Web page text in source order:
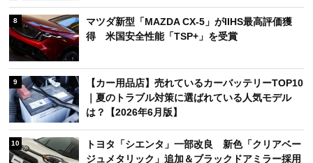
8
マツダ新型「MAZDA CX-5」がIIHS最高評価獲
得 米国安全性能「TSP+」を受賞
9
【カー用品店】売れているカーバッテリーTOP10
｜夏のトラブル対策に選ばれている人気モデル
は？【2026年6月版】
10
トヨタ「シエンタ」一部改良 新色「クリアベー
ジュメタリック」追加＆ブラックドアミラー採用